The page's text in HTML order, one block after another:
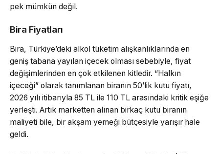
pek mümkün değil.
Bira Fiyatları
Bira, Türkiye’deki alkol tüketim alışkanlıklarında en
geniş tabana yayılan içecek olması sebebiyle, fiyat
değişimlerinden en çok etkilenen kitledir. “Halkın
içeceği” olarak tanımlanan biranın 50’lik kutu fiyatı,
2026 yılı itibarıyla 85 TL ile 110 TL arasındaki kritik eşiğe
yerleşti. Artık marketten alınan birkaç kutu biranın
maliyeti bile, bir akşam yemeği bütçesiyle yarışır hale
geldi.